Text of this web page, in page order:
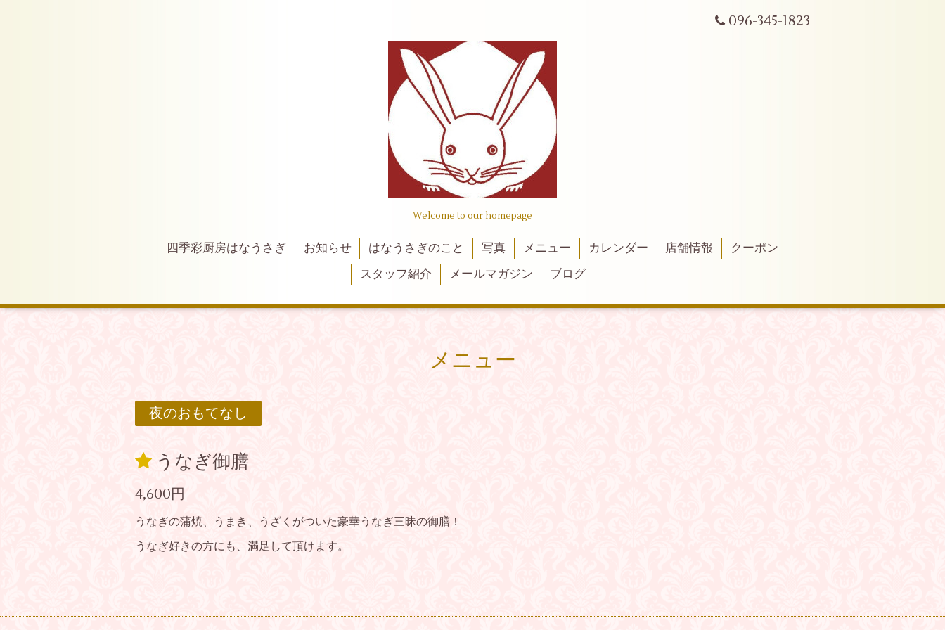
096-345-1823
Welcome to our homepage
四季彩厨房はなうさぎ お知らせ はなうさぎのこと 写真 メニュー カレンダー 店舗情報
クーポン
スタッフ紹介
メールマガジン ブログ
メニュー
夜のおもてなし
うなぎ御膳
4,600円
うなぎの蒲焼、うまき、うざくがついた豪華うなぎ三昧の御膳！
うなぎ好きの方にも、満足して頂けます。